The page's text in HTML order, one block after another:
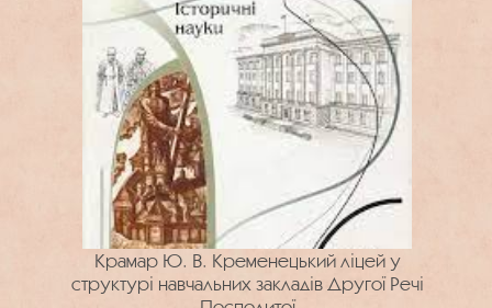
Крамар Ю. В. Кременецький ліцей у
структурі навчальних закладів Другої Речі